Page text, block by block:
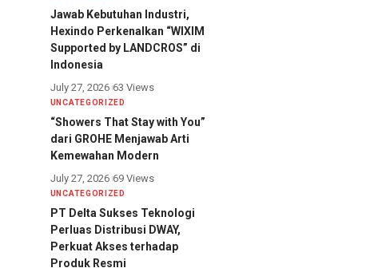
Jawab Kebutuhan Industri,
Hexindo Perkenalkan “WIXIM
Supported by LANDCROS” di
Indonesia
July 27, 2026 63 Views
UNCATEGORIZED
“Showers That Stay with You”
dari GROHE Menjawab Arti
Kemewahan Modern
July 27, 2026 69 Views
UNCATEGORIZED
PT Delta Sukses Teknologi
Perluas Distribusi DWAY,
Perkuat Akses terhadap
Produk Resmi